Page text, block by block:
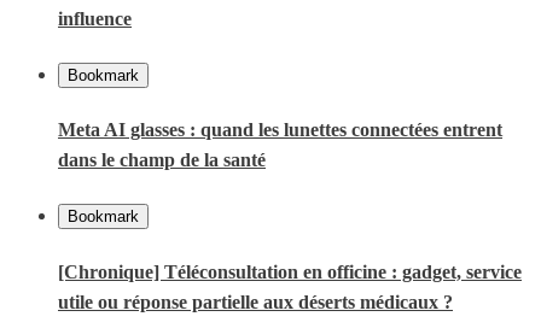
influence
Bookmark
Meta AI glasses : quand les lunettes connectées entrent
dans le champ de la santé
Bookmark
[Chronique] Téléconsultation en officine : gadget, service
utile ou réponse partielle aux déserts médicaux ?